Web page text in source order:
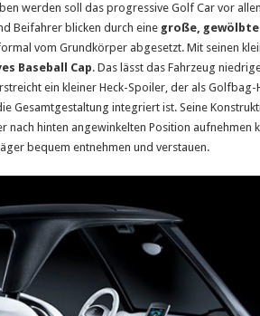
werden soll das progressive Golf Car vor
Beifahrer blicken durch eine große,
vom Grundkörper abgesetzt. Mit seinen
Baseball Cap. Das lässt das Fahrzeug
ein kleiner Heck-Spoiler, der als
Gesamtgestaltung integriert ist. Seine
nach hinten angewinkelten Position aufnehmen
bequem entnehmen und verstauen.